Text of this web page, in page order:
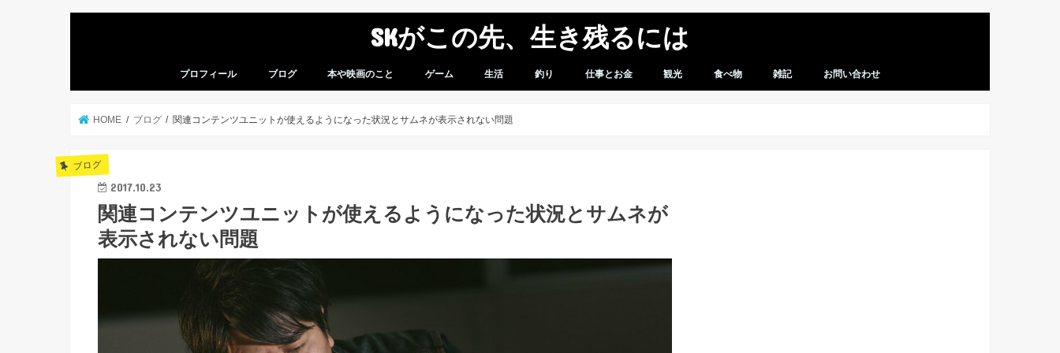
SKがこの先、生き残るには
プロフィール ブログ 本や映画のこと ゲーム 生活 釣り 仕事とお金 観光 食べ物 雑記 お問い合わせ
HOME ブログ 関連コンテンツユニットが使えるようになった状況とサムネが表示されない問題
ブログ
2017.10.23
関連コンテンツユニットが使えるようになった状況とサムネが
表示されない問題